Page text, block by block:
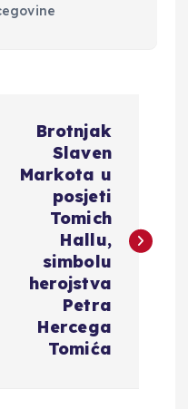
Brotnjak
Slaven
Markota u
posjeti
Tomich
Hallu,
simbolu
herojstva
Petra
Hercega
Tomića